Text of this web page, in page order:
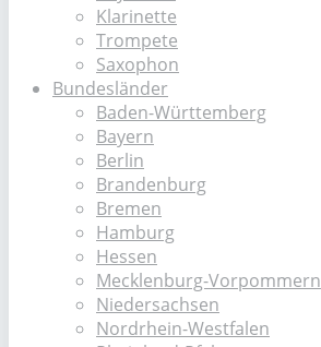
Klarinette
Trompete
Saxophon
Bundesländer
Baden-Württemberg
Bayern
Berlin
Brandenburg
Bremen
Hamburg
Hessen
Mecklenburg-Vorpommern
Niedersachsen
Nordrhein-Westfalen